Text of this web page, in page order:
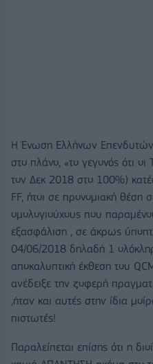
Η Ένωση Ελλήνων Επενδυτών
στο πλάνο, «το γεγονός ότι
τον ∆εκ 2018 στο 100%)
FF, ήτοι σε προνομιακή θέση
ομολογιούχους που
εξασφάλιση , σε άκρως
04/06/2018 δηλαδή 1
αποκαλυπτική έκθεση του
ανέδειξε την ζοφερή
,ήταν και αυτές στην ίδια
πιστωτές!
Παραλείπεται επίσης ότι η